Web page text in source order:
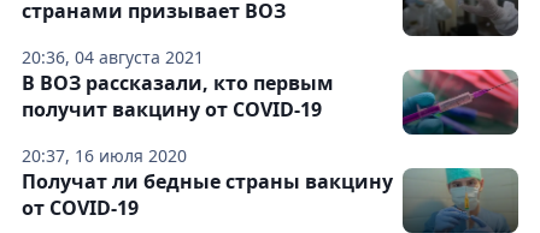
20:36, 04 августа 2021
странами призывает ВОЗ
20:37, 16 июля 2020
В ВОЗ рассказали, кто первым
получит вакцину от COVID-19
Получат ли бедные страны вакцину
от COVID-19